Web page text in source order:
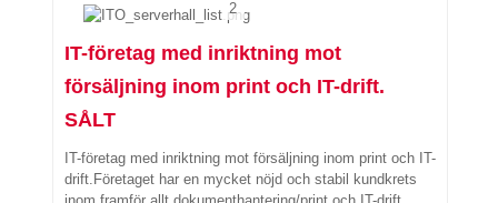
2
IT-företag med inriktning mot
försäljning inom print och IT-drift.
SÅLT
IT-företag med inriktning mot försäljning inom print och IT-
drift.Företaget har en mycket nöjd och stabil kundkrets